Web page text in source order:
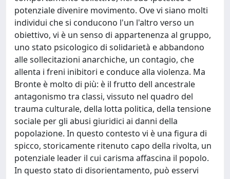
potenziale divenire movimento. Ove vi siano molti
individui che si conducono l'un l'altro verso un
obiettivo, vi è un senso di appartenenza al gruppo,
uno stato psicologico di solidarietà e abbandono
alle sollecitazioni anarchiche, un contagio, che
allenta i freni inibitori e conduce alla violenza. Ma
Bronte è molto di più: è il frutto dell ancestrale
antagonismo tra classi, vissuto nel quadro del
trauma culturale, della lotta politica, della tensione
sociale per gli abusi giuridici ai danni della
popolazione. In questo contesto vi è una figura di
spicco, storicamente ritenuto capo della rivolta, un
potenziale leader il cui carisma affascina il popolo.
In questo stato di disorientamento, può esservi